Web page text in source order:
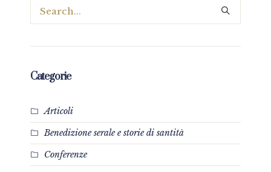
Categorie
Articoli
Benedizione serale e storie di santità
Conferenze